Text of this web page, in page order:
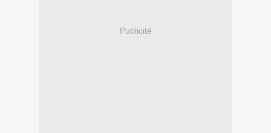
Publicité